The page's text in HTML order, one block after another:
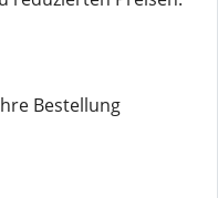
Bestellung